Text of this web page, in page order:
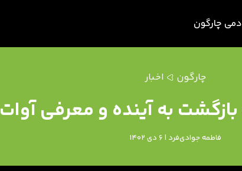
چارگون
چارگون اخبار
بازگشت به آینده و معرفی آوات
فاطمه جوادی‌فرد | 6 دی 1402